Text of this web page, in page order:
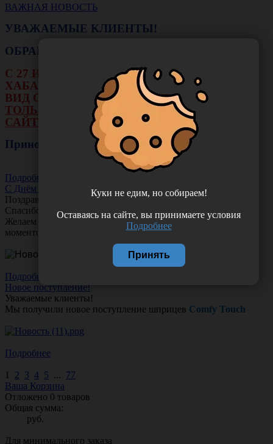
ВАЖНАЯ НОВОСТЬ
УВАЖАЕМЫЕ КЛИЕНТЫ!
ОБРАЩАЕМ ВАШЕ ВНИМАНИЕ!!!
С 27 ИЮЛЯ ПО 16 АВГУСТА В ФИЛИАЛЕ Г.
ХАБАРОВСКА НЕ БУДЕТ ДЕЙСТВОВАТЬ
ВИД ОПЛАТЫ: НАЛИЧНЫЕ И ТЕРМИНАЛ.
ТОЛЬКО ОПЛАТА ОНЛАЙН НА НАШЕМ
САЙТЕ ИЛИ ЧЕРЕЗ РАСЧЕТНЫЙ СЧЕТ.
Приносим свои извинения!
Подробнее
С Днём Акушера-Гинеколога!
Поздравляем с ДнёмАкушера-Гинеколога!
Спасибо за ваш труд, заботу и тепло!
Желаем вам любви, здоровья и множество счастливых
моментов!
Подробнее
Новое поступление!
Уважаемые клиенты!
Мы получили новое поступление шприцев Comfy Touch
Подробнее
1 2 3 4 5 ... 77
Ваша Корзина
Отложено 0 товаров
Общая сумма:
руб.
Для минимального заказа
Куки не едим, но собираем!
Оставаясь на сайте, вы принимаете условия
Подробнее
Принять